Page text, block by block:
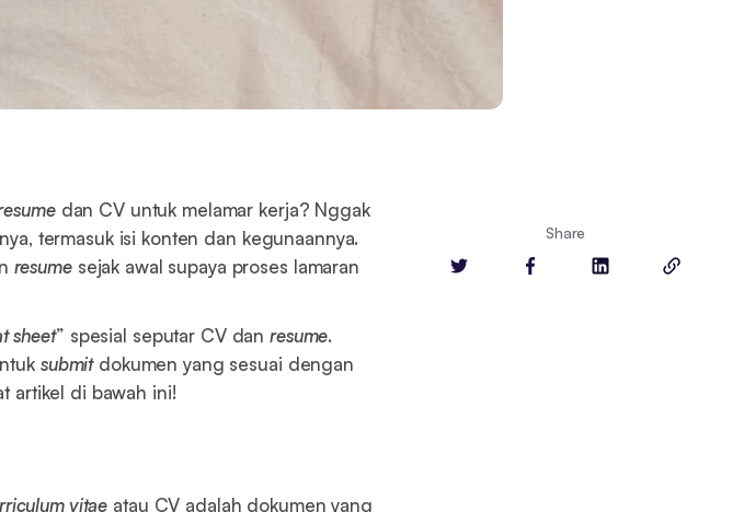
dan CV untuk melamar kerja? Nggak
termasuk isi konten dan kegunaannya.
resumesejak awal supaya proses lamaran
sheet” spesial seputar CV danresume.
submitdokumen yang sesuai dengan
artikel di bawah ini!
vitae atau CV adalah dokumen yang
Share